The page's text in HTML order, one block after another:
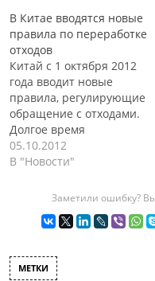
В Китае вводятся новые
правила по переработке
отходов
Китай с 1 октября 2012
года вводит новые
правила, регулирующие
обращение с отходами.
Долгое время
Поднебесная являлась
одним из крупнейших
в мире. По подсчетам в
2004 году в одном Пекине
ежедневно
000 тонн мусора, что
составляло более 5 млн.
05.10.2012
В "Новости"
Заметили ошибку?
МЕТКИ